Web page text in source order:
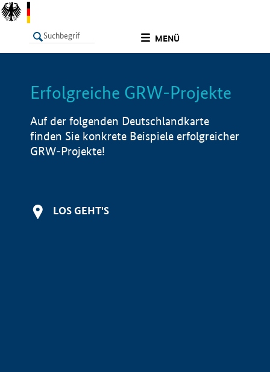
MENÜ
LISTE Info
Erfolgreiche GRW-Projekte
Auf der folgenden Deutschlandkarte
finden Sie konkrete Beispiele erfolgreicher
GRW-Projekte!
LOS GEHT'S